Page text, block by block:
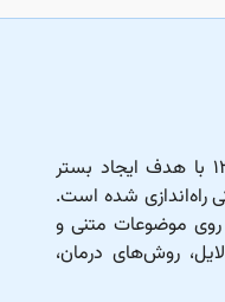
مجله اینترنتی دکتردکتر در سال ۱۳۹۶ با هدف ایجاد بستر
راه‌اندازی شده است.
روی موضوعات متنی و
روش‌های درمان،